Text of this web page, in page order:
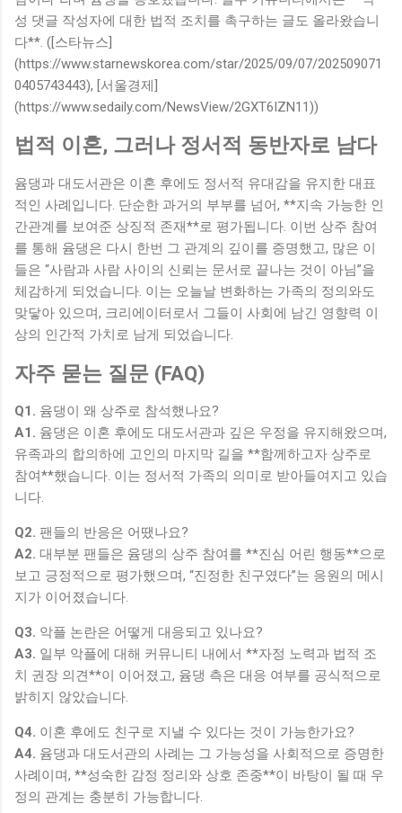
성 댓글 작성자에 대한 법적 조치를 촉구하는 글도 올라왔습니
다**. ([스타뉴스]
(https://www.starnewskorea.com/star/2025/09/07/202509071
0405743443), [서울경제]
(https://www.sedaily.com/NewsView/2GXT6IZN11))
법적 이혼, 그러나 정서적 동반자로 남다
윰댕과 대도서관은 이혼 후에도 정서적 유대감을 유지한 대표
적인 사례입니다. 단순한 과거의 부부를 넘어, **지속 가능한 인
간관계를 보여준 상징적 존재**로 평가됩니다. 이번 상주 참여
를 통해 윰댕은 다시 한번 그 관계의 깊이를 증명했고, 많은 이
들은 “사람과 사람 사이의 신뢰는 문서로 끝나는 것이 아님”을
체감하게 되었습니다. 이는 오늘날 변화하는 가족의 정의와도
맞닿아 있으며, 크리에이터로서 그들이 사회에 남긴 영향력 이
상의 인간적 가치로 남게 되었습니다.
자주 묻는 질문 (FAQ)
Q1. 윰댕이 왜 상주로 참석했나요?
A1. 윰댕은 이혼 후에도 대도서관과 깊은 우정을 유지해왔으며,
유족과의 합의하에 고인의 마지막 길을 **함께하고자 상주로
참여**했습니다. 이는 정서적 가족의 의미로 받아들여지고 있습
니다.
Q2. 팬들의 반응은 어땠나요?
A2. 대부분 팬들은 윰댕의 상주 참여를 **진심 어린 행동**으로
보고 긍정적으로 평가했으며, “진정한 친구였다”는 응원의 메시
지가 이어졌습니다.
Q3. 악플 논란은 어떻게 대응되고 있나요?
A3. 일부 악플에 대해 커뮤니티 내에서 **자정 노력과 법적 조
치 권장 의견**이 이어졌고, 윰댕 측은 대응 여부를 공식적으로
밝히지 않았습니다.
Q4. 이혼 후에도 친구로 지낼 수 있다는 것이 가능한가요?
A4. 윰댕과 대도서관의 사례는 그 가능성을 사회적으로 증명한
사례이며, **성숙한 감정 정리와 상호 존중**이 바탕이 될 때 우
정의 관계는 충분히 가능합니다.